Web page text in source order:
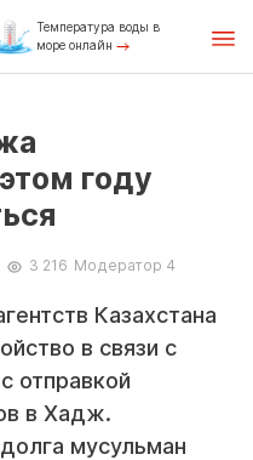
Температура воды в
море онлайн
году
3 216 Модератор 4
Казахстана
в связи с
отправкой
в Хадж.
мусульман